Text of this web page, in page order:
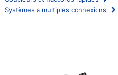
Systèmes a multiples connexions